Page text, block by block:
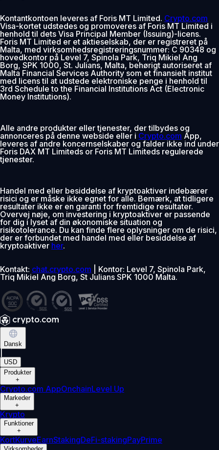
Kontantkontoen leveres af Foris MT Limited. Crypto.com
Visa-kortet udstedes og promoveres af Foris MT Limited i
henhold til dets Visa Principal Member (Issuing)-licens.
Foris MT Limited er et aktieselskab, der er registreret på
Malta, med virksomhedsregistreringsnummer: C 90348 og
hovedkontor på Level 7, Spinola Park, Triq Mikiel Ang
Borg, SPK 1000, St. Julians, Malta, behørigt autoriseret af
Malta Financial Services Authority som et finansielt institut
med licens til at udstede elektroniske penge i henhold til
3rd Schedule to the Financial Institutions Act (Electronic
Money Institutions).
Alle andre produkter eller tjenester, der tilbydes og
annonceres på denne webside eller i Crypto.com App,
leveres af andre koncernselskaber og falder ikke ind under
Foris DAX MT Limiteds or Foris MT Limiteds regulerede
tjenester.
Handel med eller besiddelse af kryptoaktiver indebærer
risici og er måske ikke egnet for alle. Bemærk, at tidligere
resultater ikke er en garanti for fremtidige resultater.
Overvej nøje, om investering i kryptoaktiver er passende
for dig i lyset af din økonomiske situation og
risikotolerance. Du kan finde flere oplysninger om de risici,
der er forbundet med handel med eller besiddelse af
kryptoaktiver her.
Kontakt: chat.crypto.com | Kontor: Level 7, Spinola Park,
Triq Mikiel Ang Borg, St Julians SPK 1000 Malta.
Dansk
USD
Produkter
+
Crypto.com AppOnchainLevel Up
Markeder
+
Krypto
Funktioner
+
KortKurveEarnStakingDeFi-stakingPayPrime